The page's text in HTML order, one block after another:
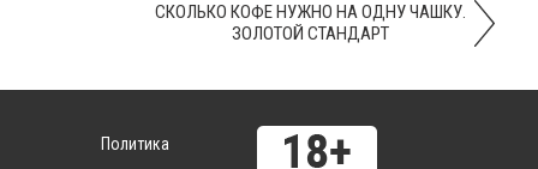
СКОЛЬКО КОФЕ НУЖНО НА ОДНУ ЧАШКУ.
ЗОЛОТОЙ СТАНДАРТ
Политика